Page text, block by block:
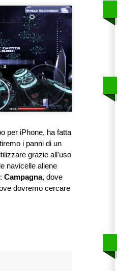
per iPhone, ha fatta
i panni di un
grazie all'uso
navicelle aliene
Campagna, dove
dovremo cercare